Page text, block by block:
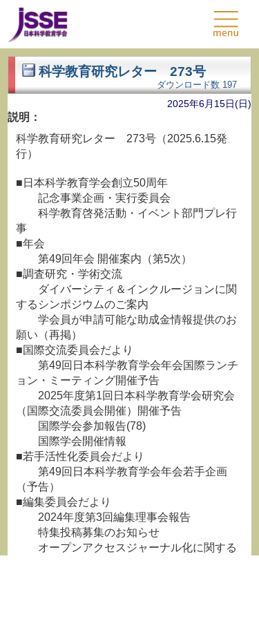
科学教育研究レター 273号
ダウンロード数 197
2025年6月15日(日)
説明：
科学教育研究レター 273号（2025.6.15発
行）
■日本科学教育学会創立50周年
記念事業企画・実行委員会
科学教育啓発活動・イベント部門プレ行
事
■年会
第49回年会 開催案内（第5次）
■調査研究・学術交流
ダイバーシティ＆インクルージョンに関
するシンポジウムのご案内
学会員が申請可能な助成金情報提供のお
願い（再掲）
■国際交流委員会だより
第49回日本科学教育学会年会国際ランチ
ョン・ミーティング開催予告
2025年度第1回日本科学教育学会研究会
（国際交流委員会開催）開催予告
国際学会参加報告(78)
国際学会開催情報
■若手活性化委員会だより
第49回日本科学教育学会年会若手企画
（予告）
■編集委員会だより
2024年度第3回編集理事会報告
特集投稿募集のお知らせ
オープンアクセスジャーナル化に関する